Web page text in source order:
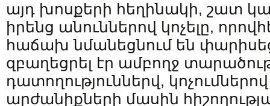
այդ խոսքերի հեղինակի, շատ
իրենց անուններով կոչելը,
հաճախ նմանեցնում են
զբաղեցրել էր ամբողջ
դատողություններվ,
արժանիքների մասին